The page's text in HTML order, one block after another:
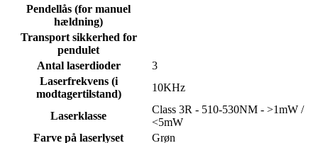
Pendellås (for manuel
hældning)
Transport sikkerhed for
pendulet
Antal laserdioder
3
Laserfrekvens (i
modtagertilstand)
10KHz
Laserklasse
Class 3R - 510-530NM - >1mW /
<5mW
Farve på laserlyset
Grøn